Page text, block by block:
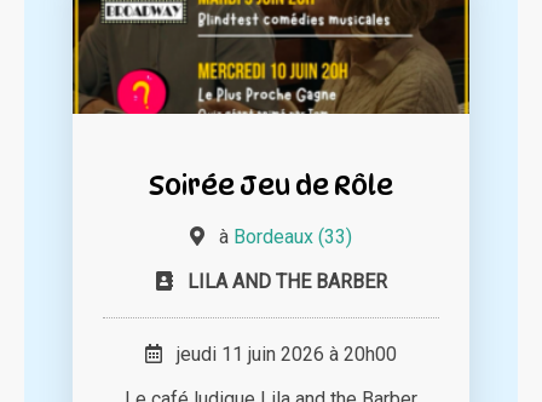
Soirée Jeu de Rôle
à Bordeaux (33)
LILA AND THE BARBER
jeudi 11 juin 2026 à 20h00